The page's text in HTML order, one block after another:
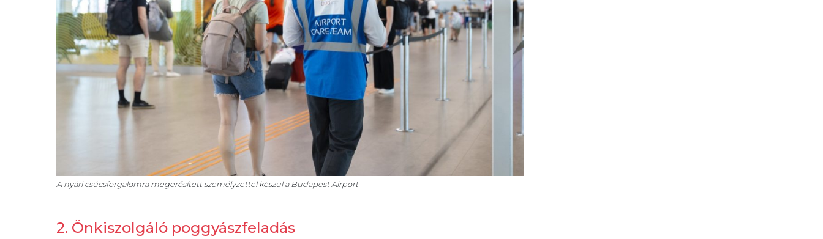
A nyári csúcsforgalomra megerősített személyzettel készül a Budapest Airport
2. Önkiszolgáló poggyászfeladás